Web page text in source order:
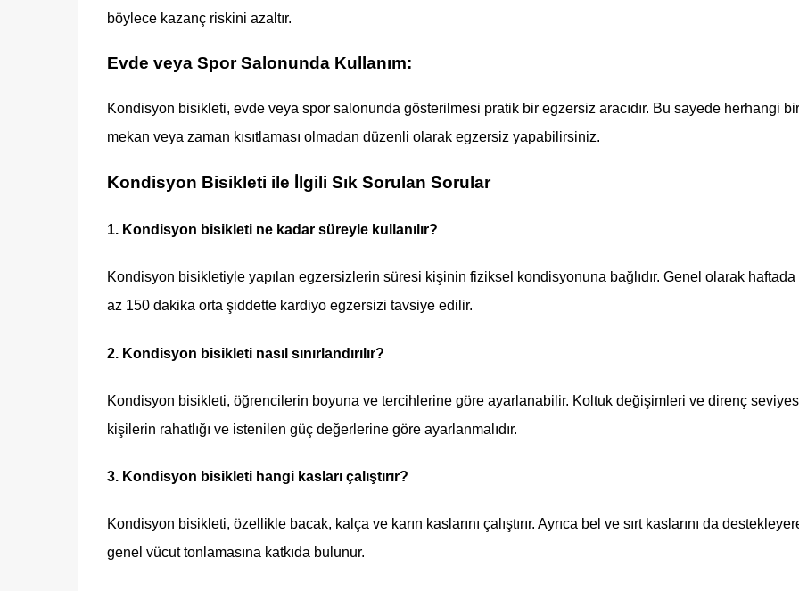
böylece kazanç riskini azaltır.
Evde veya Spor Salonunda Kullanım:
Kondisyon bisikleti, evde veya spor salonunda gösterilmesi pratik bir egzersiz aracıdır. Bu sayede herhangi bir
mekan veya zaman kısıtlaması olmadan düzenli olarak egzersiz yapabilirsiniz.
Kondisyon Bisikleti ile İlgili Sık Sorulan Sorular
1. Kondisyon bisikleti ne kadar süreyle kullanılır?
Kondisyon bisikletiyle yapılan egzersizlerin süresi kişinin fiziksel kondisyonuna bağlıdır. Genel olarak haftada
az 150 dakika orta şiddette kardiyo egzersizi tavsiye edilir.
2. Kondisyon bisikleti nasıl sınırlandırılır?
Kondisyon bisikleti, öğrencilerin boyuna ve tercihlerine göre ayarlanabilir. Koltuk değişimleri ve direnç
kişilerin rahatlığı ve istenilen güç değerlerine göre ayarlanmalıdır.
3. Kondisyon bisikleti hangi kasları çalıştırır?
Kondisyon bisikleti, özellikle bacak, kalça ve karın kaslarını çalıştırır. Ayrıca bel ve sırt kaslarını da
genel vücut tonlamasına katkıda bulunur.